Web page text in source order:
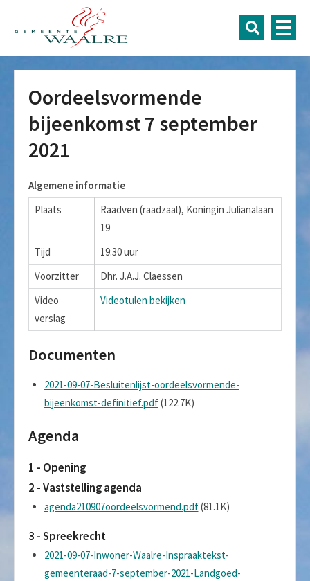
Oordeelsvormende
bijeenkomst 7 september
2021
Algemene informatie
Plaats
Raadven (raadzaal), Koningin Julianalaan
19
Tijd
19:30 uur
Voorzitter
Dhr. J.A.J. Claessen
Video
verslag
Videotulen bekijken
Documenten
2021-09-07-Besluitenlijst-oordeelsvormende-
bijeenkomst-definitief.pdf(122.7K)
Agenda
1 - Opening
2 - Vaststelling agenda
agenda210907oordeelsvormend.pdf(81.1K)
3 - Spreekrecht
2021-09-07-Inwoner-Waalre-Inspraaktekst-
gemeenteraad-7-september-2021-Landgoed-